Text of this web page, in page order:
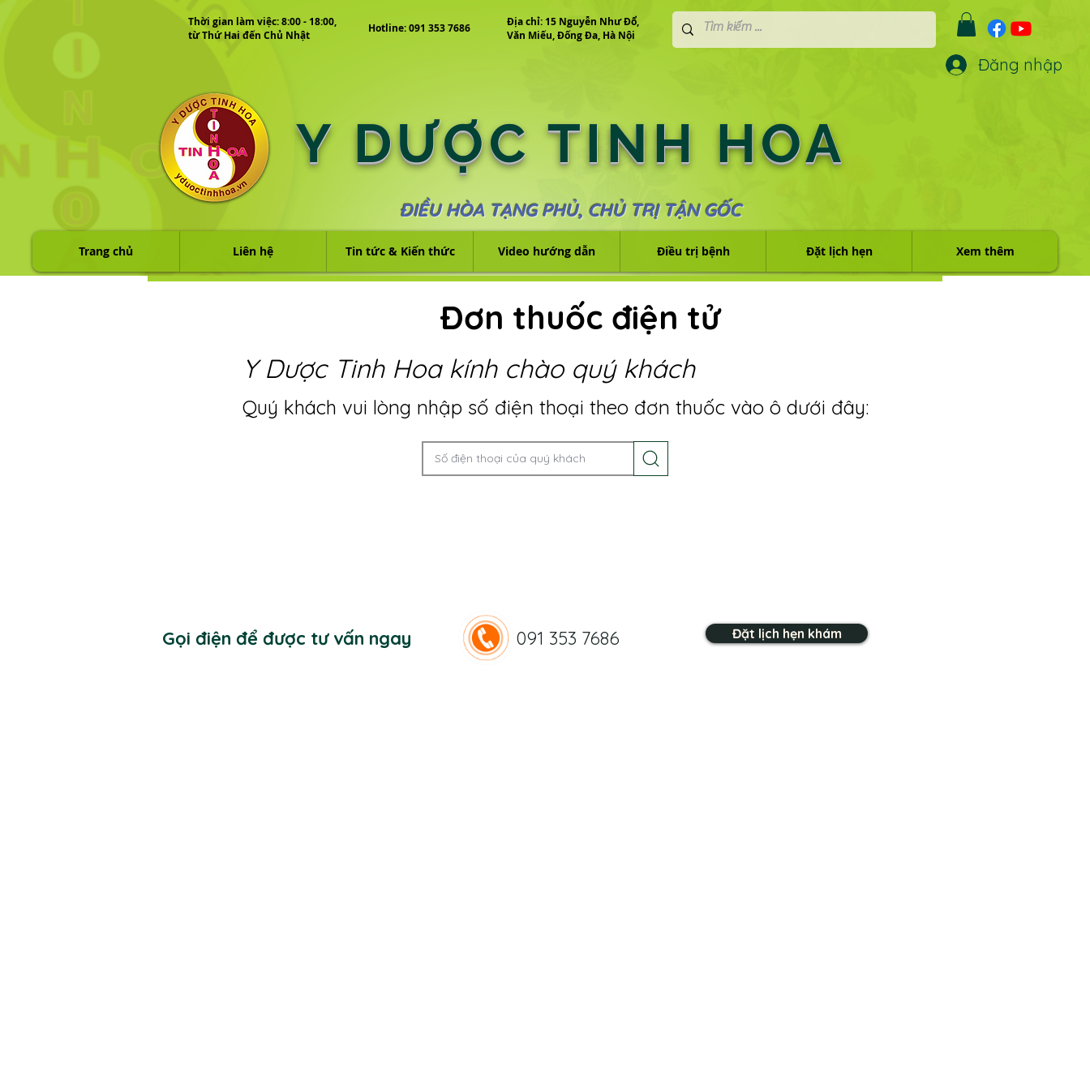
Đăng nhập
Thời gian làm việc: 8:00 - 18:00,
từ Thứ Hai đến Chủ Nhật
Hotline: 091 353 7686
Địa chỉ: 15 Nguyễn Như Đổ,
Văn Miếu, Đống Đa, Hà Nội
Y DƯỢC TINH HOA
ĐIỀU HÒA TẠNG PHỦ, CHỦ TRỊ TẬN GỐC
Trang chủ Liên hệ Tin tức & Kiến thức Video hướng dẫn Điều trị bệnh Đặt lịch hẹn Xem thêm
Đơn thuốc điện tử
Y Dược Tinh Hoa kính chào quý khách
Quý khách vui lòng nhập số điện thoại theo đơn thuốc vào ô dưới đây:
Gọi điện để được tư vấn ngay 091 353 7686 Đặt lịch hẹn khám